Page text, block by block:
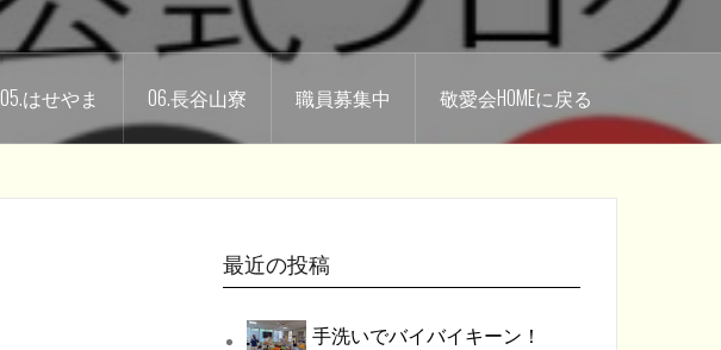
05.はせやま 06.長谷山寮 職員募集中 敬愛会HOMEに戻る
最近の投稿
手洗いでバイバイキーン！